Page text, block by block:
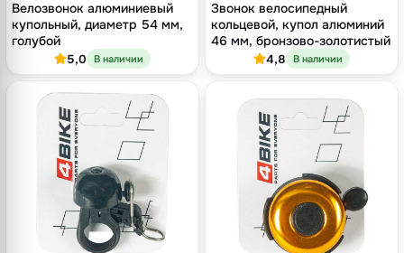
Велозвонок алюминиевый
купольный, диаметр 54 мм,
голубой
5,0 В наличии
Звонок велосипедный
кольцевой, купол алюминий
46 мм, бронзово-золотистый
4,8 В наличии